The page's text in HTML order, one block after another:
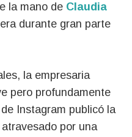
la mano de Claudia
durante gran parte
la empresaria
pero profundamente
Instagram publicó la
por una